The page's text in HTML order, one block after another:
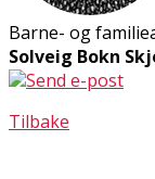
Barne- og
Solveig Bokn
Send e-post
Tilbake